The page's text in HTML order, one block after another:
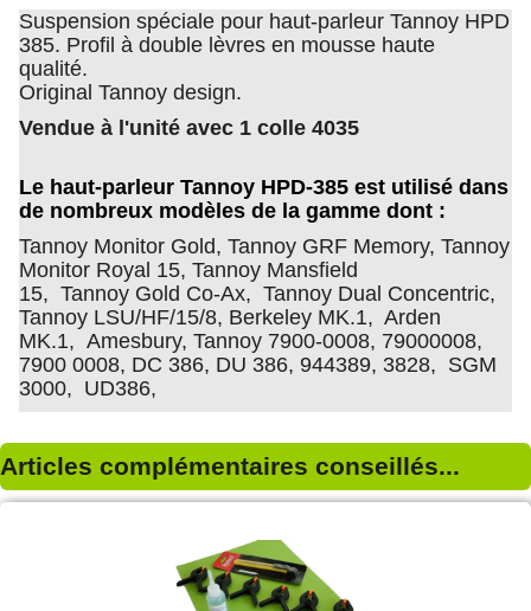
Suspension spéciale pour haut-parleur Tannoy HPD
385. Profil à double lèvres en mousse haute
qualité.
Original Tannoy design.
Vendue à l'unité avec 1 colle 4035
Le haut-parleur Tannoy HPD-385 est utilisé dans
de nombreux modèles de la gamme dont :
Tannoy Monitor Gold, Tannoy GRF Memory, Tannoy
Monitor Royal 15, Tannoy Mansfield
15, Tannoy Gold Co-Ax, Tannoy Dual Concentric,
Tannoy LSU/HF/15/8, Berkeley MK.1, Arden
MK.1, Amesbury, Tannoy 7900-0008, 79000008,
7900 0008, DC 386, DU 386, 944389, 3828, SGM
3000, UD386,
Articles complémentaires conseillés...